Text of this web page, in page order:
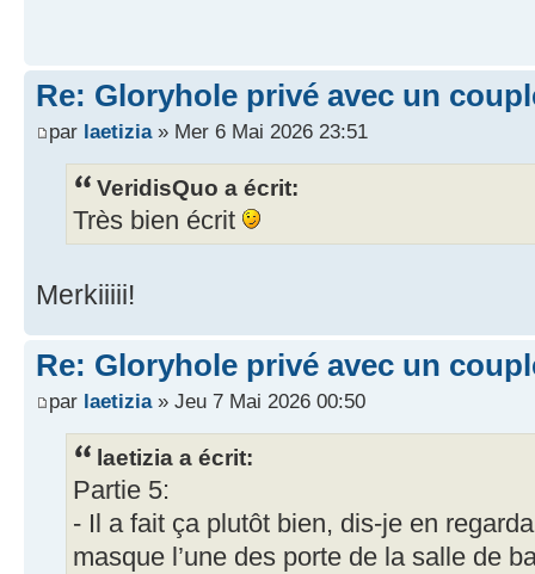
Re: Gloryhole privé avec un
par laetizia» Mer 6 Mai 2026 23:51
VeridisQuo a écrit:
Très bien écrit
Merkiiiii!
Re: Gloryhole privé avec un
par laetizia» Jeu 7 Mai 2026 00:50
laetizia a écrit:
Partie 5:
- Il a fait ça plutôt bien, dis-je en
masque l’une des porte de la salle de